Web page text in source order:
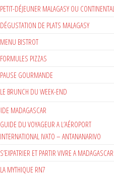
PETIT-DÉJEUNER MALAGASY OU CONTINENTAL
DÉGUSTATION DE PLATS MALAGASY
MENU BISTROT
FORMULES PIZZAS
PAUSE GOURMANDE
LE BRUNCH DU WEEK-END
MADAGASCAR
GUIDE DU VOYAGEUR A L’AÉROPORT
INTERNATIONAL IVATO – ANTANANARIVO
S’EXPATRIER ET PARTIR VIVRE A MADAGASCAR
LA MYTHIQUE RN7